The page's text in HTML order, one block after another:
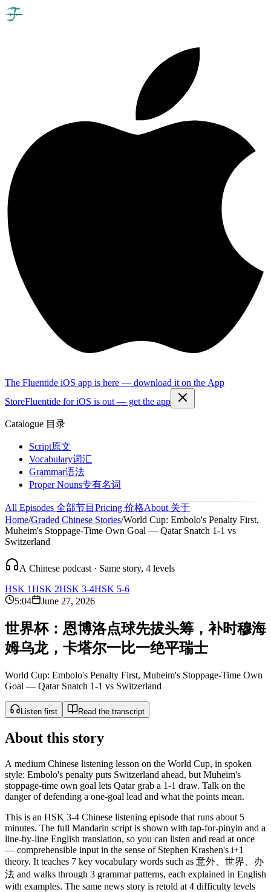
The Fluentide iOS app is here — download it on the App
StoreFluentide for iOS is out — get the app
Catalogue 目录
Script原文
Vocabulary词汇
Grammar语法
Proper Nouns专有名词
All Episodes 全部节目 Pricing 价格About 关于
Home/Graded Chinese Stories/World Cup: Embolo's Penalty First,
Muheim's Stoppage-Time Own Goal — Qatar Snatch 1-1 vs
Switzerland
A Chinese podcast · Same story, 4 levels
HSK 1HSK 2HSK 3-4HSK 5-6
5:04
June 27, 2026
世界杯： 恩博洛点球先拔头筹 ， 补时穆海
姆乌龙， 卡塔尔一比一绝平瑞士
World Cup: Embolo's Penalty First, Muheim's Stoppage-Time Own
Goal — Qatar Snatch 1-1 vs Switzerland
Listen first Read the transcript
About this story
A medium Chinese listening lesson on the World Cup, in spoken
style: Embolo's penalty puts Switzerland ahead, but Muheim's
stoppage-time own goal lets Qatar grab a 1-1 draw. Talk on the
danger of defending a one-goal lead and what the points mean.
This is an HSK 3-4 Chinese listening episode that runs about 5
minutes. The full Mandarin script is shown with tap-for-pinyin and a
line-by-line English translation, so you can listen and read at once
— comprehensible input in the sense of Stephen Krashen's i+1
theory. It teaches 7 key vocabulary words such as 意外、世界、办
法 and walks through 3 grammar patterns, each explained in English
with examples. The same news story is retold at 4 difficulty levels